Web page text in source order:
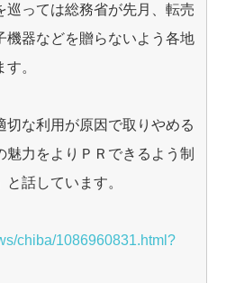
巡っては総務省が先月、転売
機器などを贈らないよう各地
。
切な利用が原因で取りやめる
魅力をよりＰＲできるよう制
話しています。
chiba/1086960831.html?